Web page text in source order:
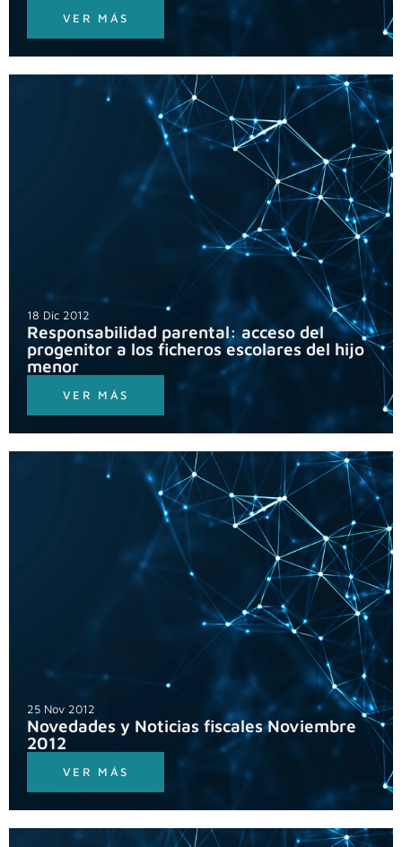
VER MÁS
VER MÁS
Responsabilidad parental: acceso del
progenitor a los ficheros escolares del hijo
menor
18 Dic 2012
VER MÁS
Novedades y Noticias fiscales Noviembre
2012
25 Nov 2012